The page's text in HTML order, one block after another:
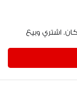
اشتري وبيع